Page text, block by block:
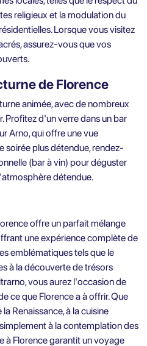
religieux et la modulation du
Lorsque vous visitez
assurez-vous que vos
de Florence
animée, avec de nombreux
Profitez d'un verre dans un bar
Arno, qui offre une vue
soirée plus détendue, rendez-
(bar à vin) pour déguster
détendue.
offre un parfait mélange
une expérience complète de
emblématiques tels que le
à la découverte de trésors
vous aurez l'occasion de
ce que Florence a à offrir. Que
Renaissance, à la cuisine
à la contemplation des
à Florence garantit un voyage